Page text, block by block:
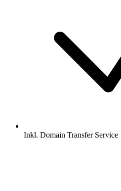
Inkl. Domain Transfer Service